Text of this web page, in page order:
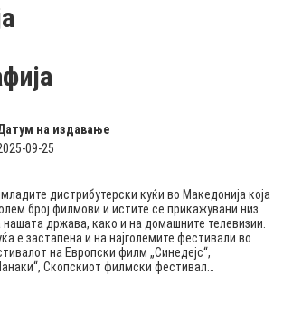
на издавање
09-25
дистрибутерски куќи во Македонија која
број филмови и истите се прикажувани низ
нашата држава, како и на домашните телевизии.
е застапена и на најголемите фестивали во
на Европски филм „Синедејс“,
Скопскиот филмски фестивал…